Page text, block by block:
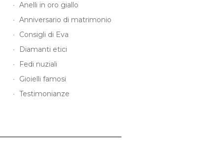
Anelli in oro giallo
Anniversario di matrimonio
Consigli di Eva
Diamanti etici
Fedi nuziali
Gioielli famosi
Testimonianze